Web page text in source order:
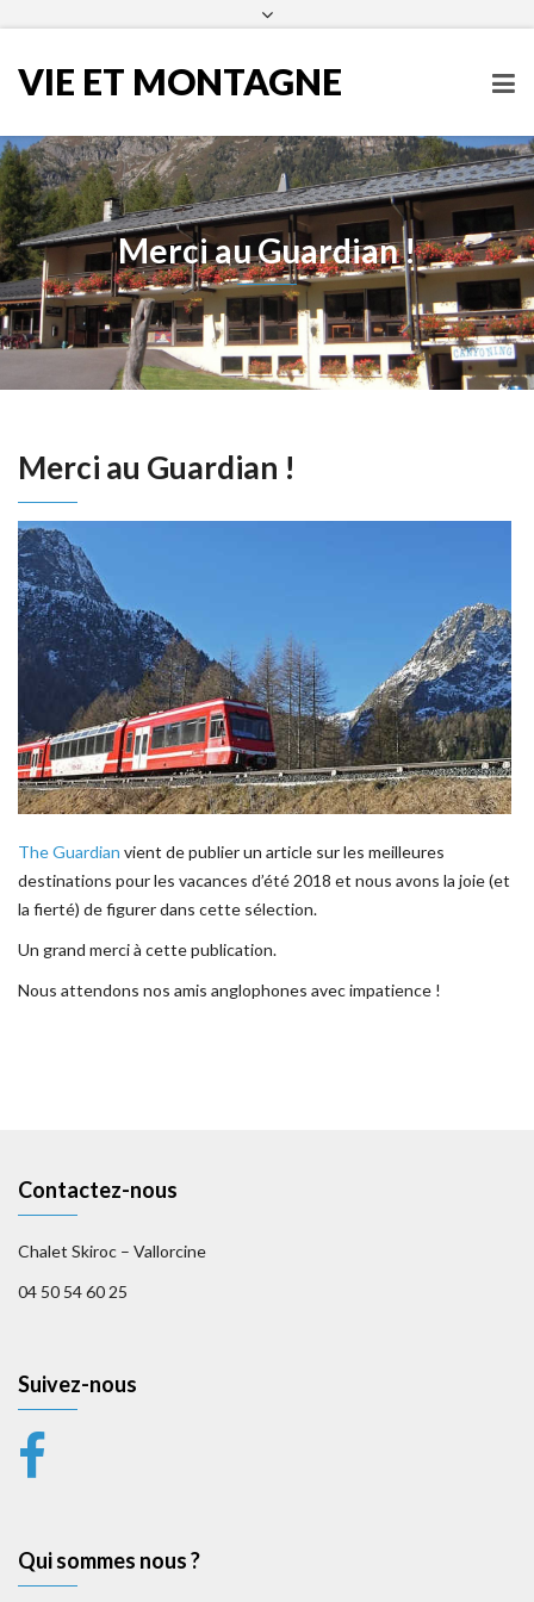
infos@vieetmontagne.org
VIE ET MONTAGNE
Merci au Guardian !
Merci au Guardian !
The Guardian vient de publier un article sur les meilleures
destinations pour les vacances d’été 2018 et nous avons la joie (et
la fierté) de figurer dans cette sélection.
Un grand merci à cette publication.
Nous attendons nos amis anglophones avec impatience !
Contactez-nous
Chalet Skiroc – Vallorcine
04 50 54 60 25
Suivez-nous
Qui sommes nous ?